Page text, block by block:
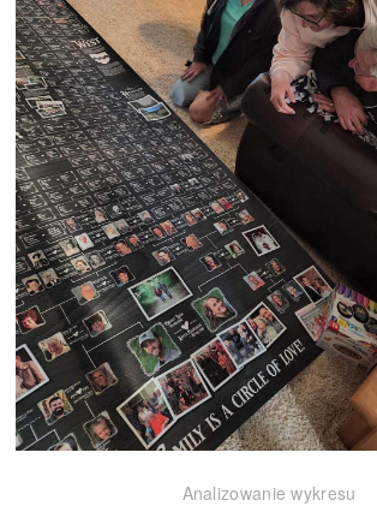
Analizowanie wykresu